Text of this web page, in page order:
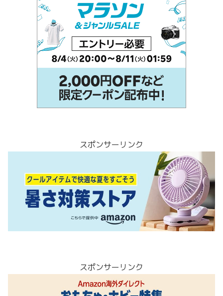
スポンサーリンク
スポンサーリンク